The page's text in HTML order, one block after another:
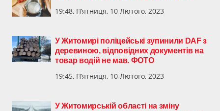
19:48, П’ятниця, 10 Лютого, 2023
У Житомирі поліцейські зупинили DAF з
деревиною, відповідних документів на
товар водій не мав. ФОТО
19:45, П’ятниця, 10 Лютого, 2023
У Житомирській області на зміну